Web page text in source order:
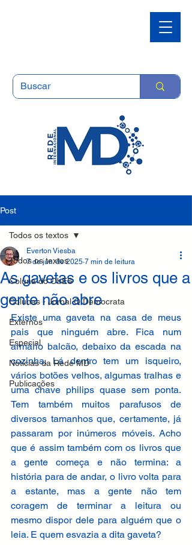
Post
Todos os textos
Coluna do ObES
Colunas - Jornal O Democrata
Externos
Especial
Notícias da Rede MD
Publicações
Todos os textos
As gavetas e os livros que a
gente não abre
Everton Viesba
7 de jun. de 2025 7 min de leitura
Existe uma gaveta na casa de meus
pais que ninguém abre. Fica num
armário balcão, debaixo da escada na
cozinha. Lá dentro tem um isqueiro,
vários botões velhos, algumas tralhas e
uma chave philips quase sem ponta.
Tem também muitos parafusos de
diversos tamanhos que, certamente, já
passaram por inúmeros móveis. Acho
que é assim também com os livros que
a gente começa e não termina: a
história para de andar, o livro volta para
a estante, mas a gente não tem
coragem de terminar a leitura ou
mesmo dispor dele para alguém que o
leia. E quem esvazia a dita gaveta?